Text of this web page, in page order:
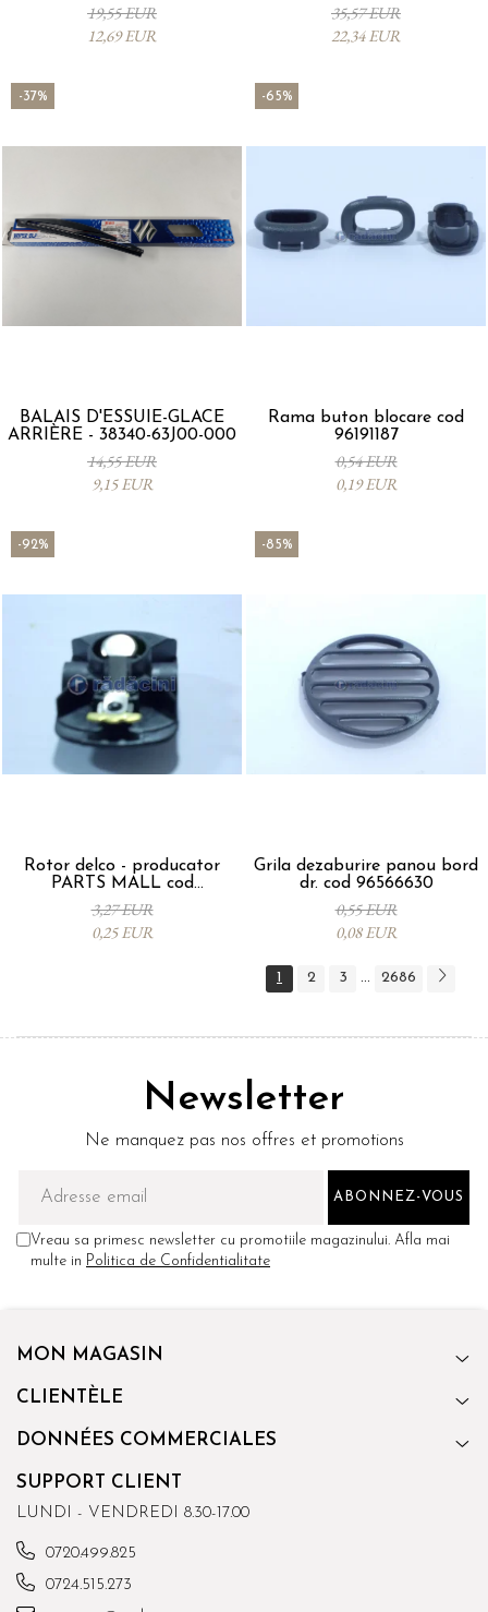
19,55 EUR
12,69 EUR
35,57 EUR
22,34 EUR
-37%
BALAIS D'ESSUIE-GLACE
ARRIÈRE - 38340-63J00-000
14,55 EUR
9,15 EUR
-65%
Rama buton blocare cod
96191187
0,54 EUR
0,19 EUR
-92%
Rotor delco - producator
PARTS MALL cod
33310A78B00-000
3,27 EUR
0,25 EUR
-85%
Grila dezaburire panou bord
dr. cod 96566630
0,55 EUR
0,08 EUR
1 2 3 ... 2686
Newsletter
Ne manquez pas nos offres et promotions
Vreau sa primesc newsletter cu promotiile magazinului. Afla mai
multe in Politica de Confidentialitate
MON MAGASIN
CLIENTÈLE
DONNÉES COMMERCIALES
SUPPORT CLIENT
LUNDI - VENDREDI 8.30-17.00
0720.499.825
0724.515.273